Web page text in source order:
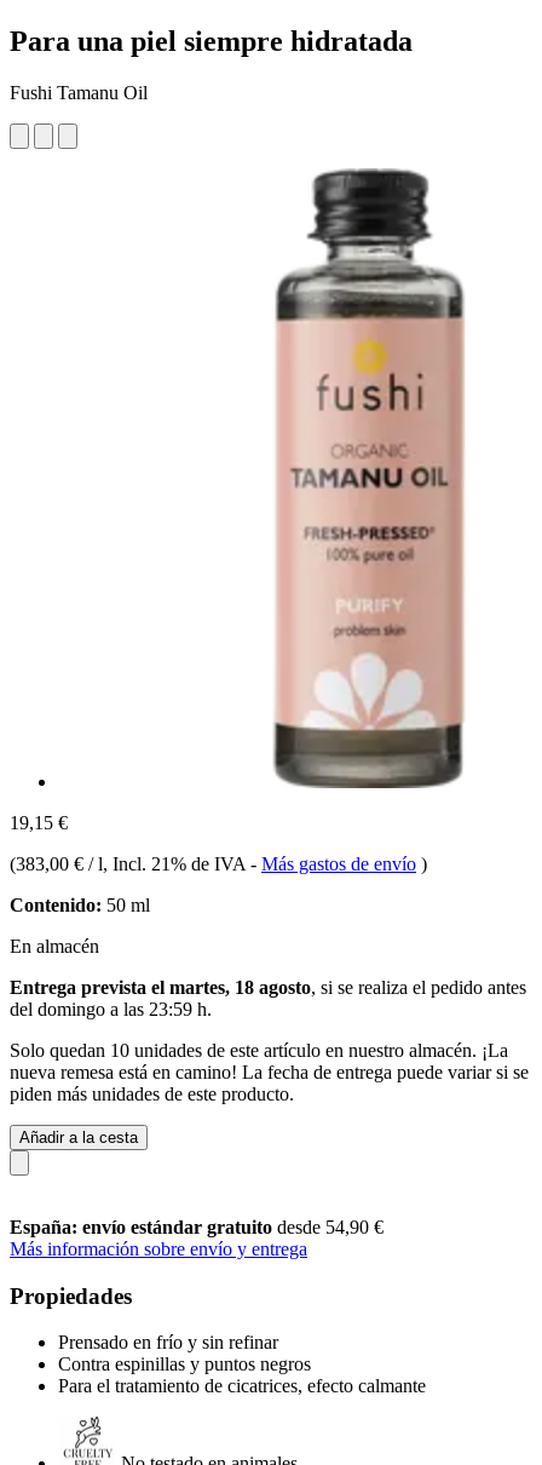
Para una piel siempre hidratada
Fushi Tamanu Oil
19,15 €
(383,00 € / l, Incl. 21% de IVA - Más gastos de envío )
Contenido: 50 ml
En almacén
Entrega prevista el martes, 18 agosto, si se realiza el pedido antes
del domingo a las 23:59 h.
Solo quedan 10 unidades de este artículo en nuestro almacén. ¡La
nueva remesa está en camino! La fecha de entrega puede variar si se
piden más unidades de este producto.
Añadir a la cesta
España: envío estándar gratuito desde 54,90 €
Más información sobre envío y entrega
Propiedades
Prensado en frío y sin refinar
Contra espinillas y puntos negros
Para el tratamiento de cicatrices, efecto calmante